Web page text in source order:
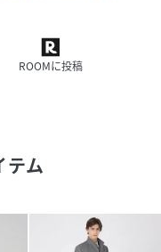
別布部分 ポリエステ
テル
ROOMに投稿
テム